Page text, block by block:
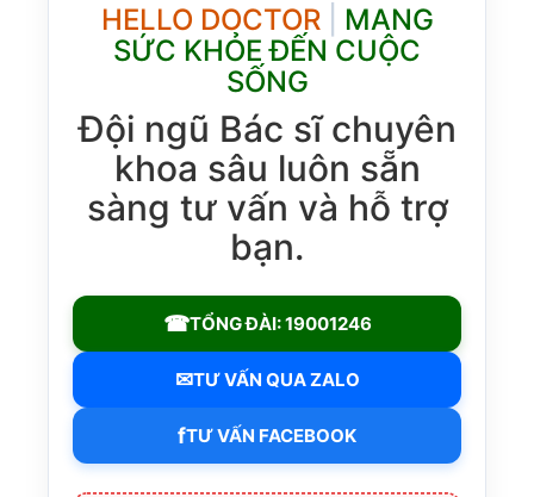
HELLO DOCTOR
MANG
SỨC KHỎE ĐẾN CUỘC
SỐNG
Đội ngũ Bác sĩ chuyên
khoa sâu luôn sẵn
sàng tư vấn và hỗ trợ
bạn.
☎TỔNG ĐÀI: 19001246
✉TƯ VẤN QUA ZALO
fTƯ VẤN FACEBOOK